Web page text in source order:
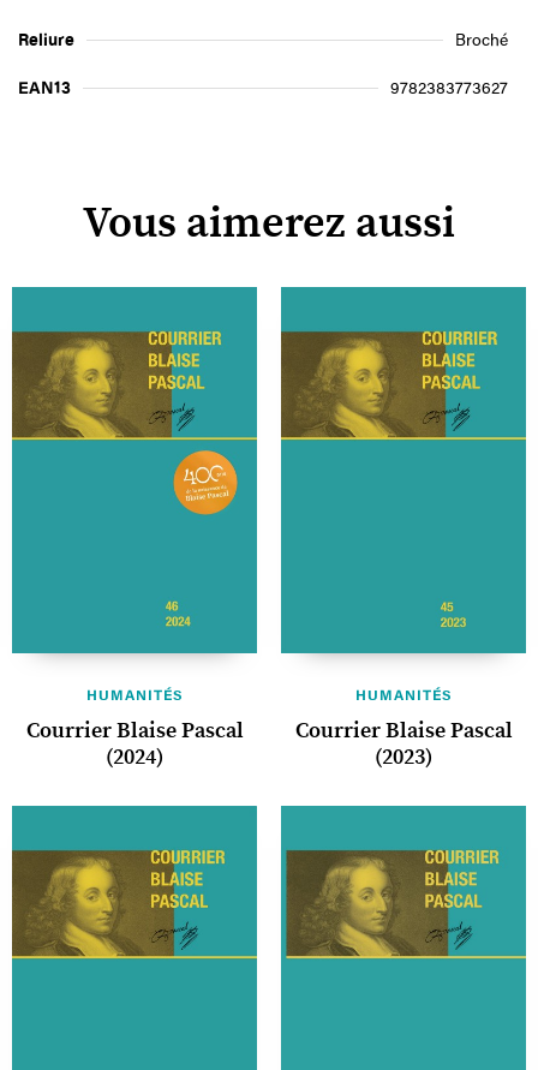
Reliure Broché
EAN13 9782383773627
Vous aimerez aussi
HUMANITÉS
Courrier Blaise Pascal
(2024)
HUMANITÉS
Courrier Blaise Pascal
(2023)